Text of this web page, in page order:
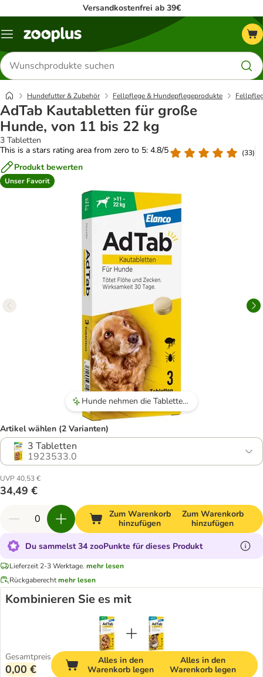
Versandkostenfrei ab 39€
Menü
Produkte
suchen
Hundefutter & Zubehör Fellpflege & Hundepflegeprodukte
AdTab Kautabletten für große
Hunde, von 11 bis 22 kg
3 Tabletten
This is a stars rating area from zero to 5: 4.8/5
(33)
Produkt bewerten
Unser Favorit
Hunde nehmen die Tabletten gerne an, oft ohne zusätzliche Tricks.
Artikel wählen (2 Varianten)
3 Tabletten
1923533.0
UVP 40,53 €
34,49 €
Zum Warenkorb
hinzufügen
Zum Warenkorb
hinzufügen
Du sammelst 34 zooPunkte für dieses Produkt
Lieferzeit 2-3 Werktage. mehr lesen
Rückgaberechtmehr lesen
Kombinieren Sie es mit
Gesamtpreis
0,00 €
Alles in den
Warenkorb legen
Alles in den
Warenkorb legen